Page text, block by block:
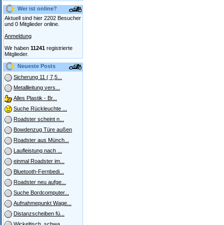
Wer ist online?
Aktuell sind hier 2202 Besucher
und 0 Mitglieder online.
Anmeldung
Wir haben 11241 registrierte
Mitglieder.
Neueste Posts
Sicherung 11 ( 7,5...
Metallleitung vers...
Alles Plastik - Br...
Suche Rückleuchte ...
Roadster scheint n...
Bowdenzug Türe außen
Roadster aus Münch...
Laufleistung nach ...
einmal Roadster im...
Bluetooth-Fernbedi...
Roadster neu aufge...
Suche Bordcomputer...
Aufnahmepunkt Wage...
Distanzscheiben fü...